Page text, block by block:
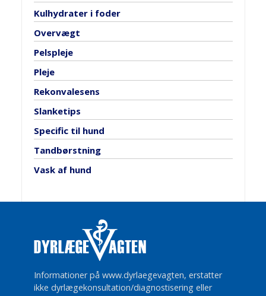
Kulhydrater i foder
Overvægt
Pelspleje
Pleje
Rekonvalesens
Slanketips
Specific til hund
Tandbørstning
Vask af hund
Informationer på www.dyrlaegevagten, erstatter
ikke dyrlægekonsultation/diagnostisering eller